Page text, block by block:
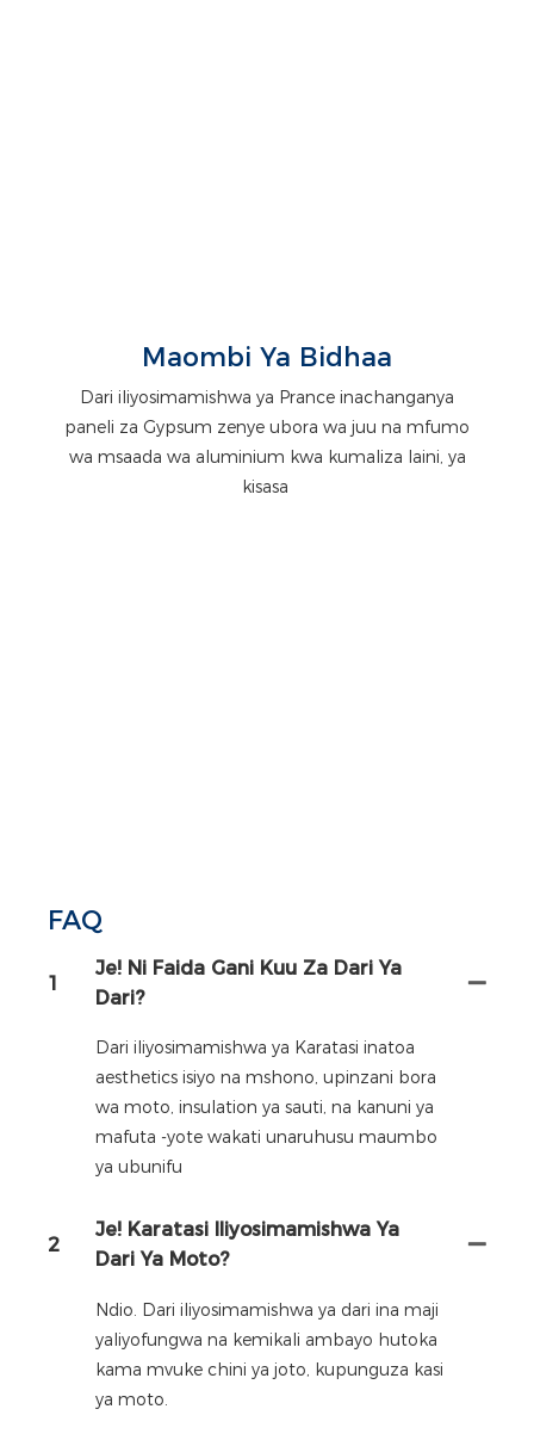
Maombi Ya Bidhaa
Dari iliyosimamishwa ya Prance inachanganya
paneli za Gypsum zenye ubora wa juu na mfumo
wa msaada wa aluminium kwa kumaliza laini, ya
kisasa
FAQ
1
Je! Ni Faida Gani Kuu Za Dari Ya
Dari?
Dari iliyosimamishwa ya Karatasi inatoa
aesthetics isiyo na mshono, upinzani bora
wa moto, insulation ya sauti, na kanuni ya
mafuta -yote wakati unaruhusu maumbo
ya ubunifu
2
Je! Karatasi Iliyosimamishwa Ya
Dari Ya Moto?
Ndio. Dari iliyosimamishwa ya dari ina maji
yaliyofungwa na kemikali ambayo hutoka
kama mvuke chini ya joto, kupunguza kasi
ya moto.